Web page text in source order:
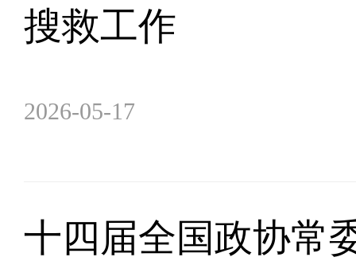
搜救工作
2026-05-17
十四届全国政协常